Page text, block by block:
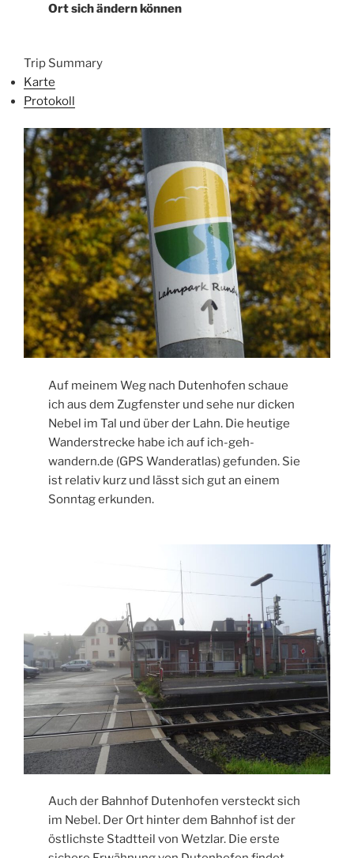
Ort sich ändern können
Trip Summary
Karte
Protokoll
Auf meinem Weg nach Dutenhofen schaue
ich aus dem Zugfenster und sehe nur dicken
Nebel im Tal und über der Lahn. Die heutige
Wanderstrecke habe ich auf ich-geh-
wandern.de (GPS Wanderatlas) gefunden. Sie
ist relativ kurz und lässt sich gut an einem
Sonntag erkunden.
Auch der Bahnhof Dutenhofen versteckt sich
im Nebel. Der Ort hinter dem Bahnhof ist der
östlichste Stadtteil von Wetzlar. Die erste